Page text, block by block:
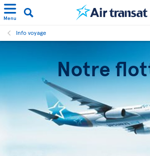
Menu
Info voyage
Notre